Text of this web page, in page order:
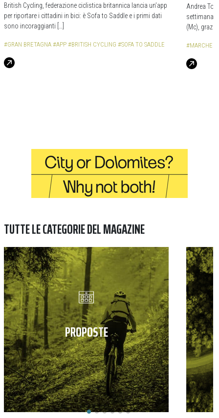
British Cycling, federazione ciclistica britannica lancia un’app
per riportare i cittadini in bici: è Sofa to Saddle e i primi dati
sono incoraggianti […]
#GRAN BRETAGNA #APP #BRITISH CYCLING #SOFA TO SADDLE
Andrea
settimana
(Mc),
#MARCHE
TUTTE LE CATEGORIE DEL MAGAZINE
PROPOSTE